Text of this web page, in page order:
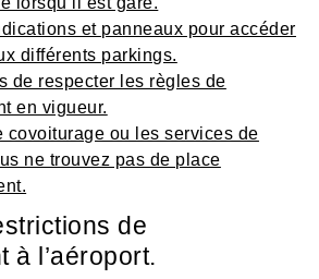
et panneaux pour accéder
différents parkings.
de respecter les règles de
en vigueur.
covoiturage ou les services de
ne trouvez pas de place
de
à l’aéroport.